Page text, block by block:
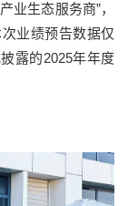
业生态服务商”，
业绩预告数据仅
露的2025年年度